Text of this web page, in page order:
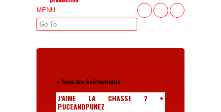
MENU:
« Tous les événements
J’AIME LA CHASSE ? •
PUCEANDPUNEZ